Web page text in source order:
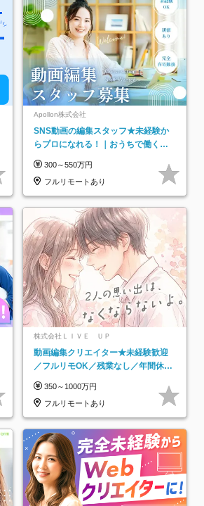
Apollon株式会社
SNS動画の編集スタッフ★未経験か
らプロになれる！｜おうちで働くフ
300～550万円
フルリモートあり
株式会社ＬＩＶＥ ＵＰ
動画編集クリエイター★未経験歓迎
／フルリモOK／残業なし／年間休日
実で安心
350～1000万円
フルリモートあり